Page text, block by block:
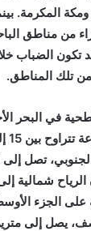
ومكة المكرمة.
من مناطق
تكون الضباب
من تلك المناطق.
في البحر
على الجزء
يصل إلى